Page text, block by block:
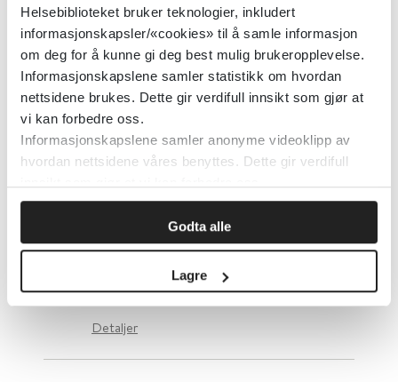
Helsebiblioteket bruker teknologier, inkludert
informasjonskapsler/«cookies» til å samle informasjon
om deg for å kunne gi deg best mulig brukeropplevelse.
Informasjonskapslene samler statistikk om hvordan
nettsidene brukes. Dette gir verdifull innsikt som gjør at
vi kan forbedre oss.
Informasjonskapslene samler anonyme videoklipp av
hvordan nettsidene våres benyttes. Dette gir verdifull
Godta alle
Lagre
Detaljer
Søvnvaner hos barn 4-12 år
Haukeland Universitetssykehus
Detaljer
Søvntrappen
RBUP Øst og Sør
Detaljer